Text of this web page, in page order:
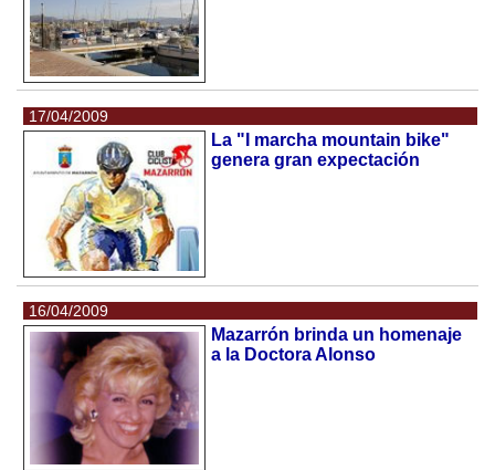
17/04/2009
La "I marcha mountain bike"
genera gran expectación
16/04/2009
Mazarrón brinda un homenaje
a la Doctora Alonso